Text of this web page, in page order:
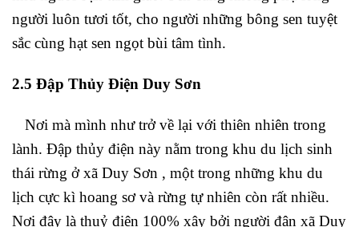
người luôn tươi tốt, cho người những bông sen tuyệt
sắc cùng hạt sen ngọt bùi tâm tình.
2.5 Đập Thủy Điện Duy Sơn
Nơi mà mình như trở về lại với thiên nhiên trong
lành. Đập thủy điện này nằm trong khu du lịch sinh
thái rừng ở xã Duy Sơn , một trong những khu du
lịch cực kì hoang sơ và rừng tự nhiên còn rất nhiều.
Nơi đây là thuỷ điện 100% xây bởi người đân xã Duy